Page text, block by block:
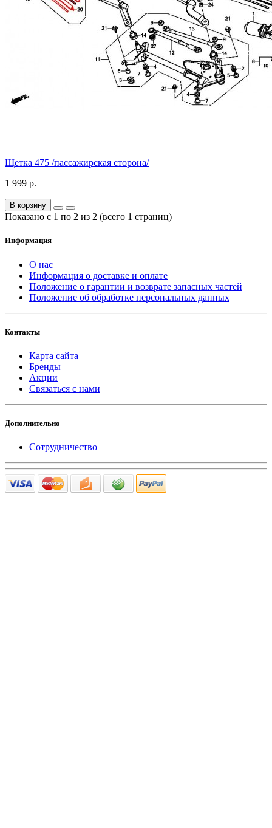
Щетка 475 /пассажирская сторона/
1 999 р.
В корзину
Показано с 1 по 2 из 2 (всего 1 страниц)
Информация
О нас
Информация о доставке и оплате
Положение о гарантии и возврате запасных частей
Положение об обработке персональных данных
Контакты
Карта сайта
Бренды
Акции
Связаться с нами
Дополнительно
Сотрудничество